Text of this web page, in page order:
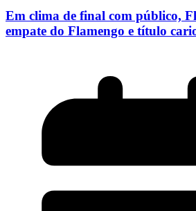
Em clima de final com público,
empate do Flamengo e título